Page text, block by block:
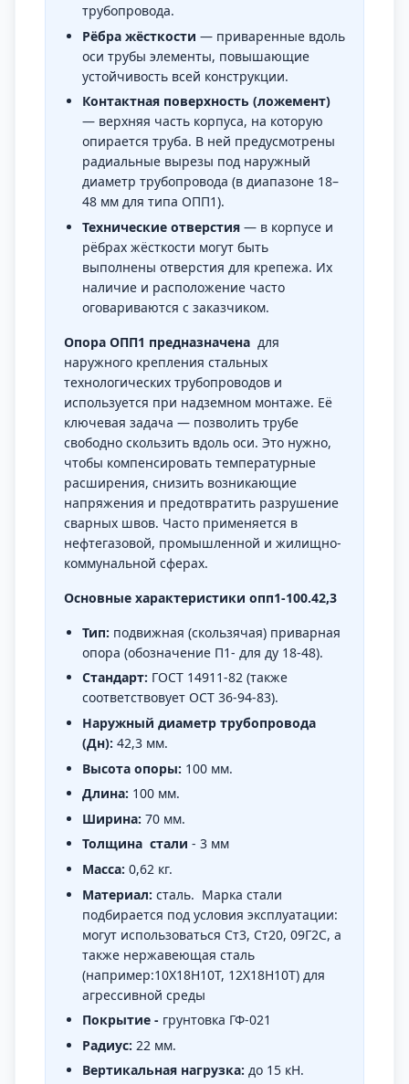
трубопровода.
Рёбра жёсткости — приваренные вдоль
оси трубы элементы, повышающие
устойчивость всей конструкции.
Контактная поверхность (ложемент)
— верхняя часть корпуса, на которую
опирается труба. В ней предусмотрены
радиальные вырезы под наружный
диаметр трубопровода (в диапазоне 18–
48 мм для типа ОПП1).
Технические отверстия — в корпусе и
рёбрах жёсткости могут быть
выполнены отверстия для крепежа. Их
наличие и расположение часто
оговариваются с заказчиком.
Опора ОПП1 предназначена для
наружного крепления стальных
технологических трубопроводов и
используется при надземном монтаже. Её
ключевая задача — позволить трубе
свободно скользить вдоль оси. Это нужно,
чтобы компенсировать температурные
расширения, снизить возникающие
напряжения и предотвратить разрушение
сварных швов. Часто применяется в
нефтегазовой, промышленной и жилищно-
коммунальной сферах.
Основные характеристики опп1-100.42,3
Тип: подвижная (скользячая) приварная
опора (обозначение П1- для ду 18-48).
Стандарт: ГОСТ 14911-82 (также
соответствовует ОСТ 36-94-83).
Наружный диаметр трубопровода
(Дн): 42,3 мм.
Высота опоры: 100 мм.
Длина: 100 мм.
Ширина: 70 мм.
Толщина стали - 3 мм
Масса: 0,62 кг.
Материал: сталь. Марка стали
подбирается под условия эксплуатации:
могут использоваться Ст3, Ст20, 09Г2С, а
также нержавеющая сталь
(например:10Х18Н10Т, 12Х18Н10Т) для
агрессивной среды
Покрытие - грунтовка ГФ-021
Радиус: 22 мм.
Вертикальная нагрузка: до 15 кН.